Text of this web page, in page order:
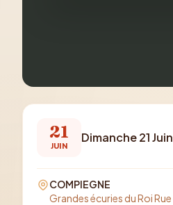
21
JUIN
Dimanche 21
COMPIEGNE
Grandes écuries du Roi